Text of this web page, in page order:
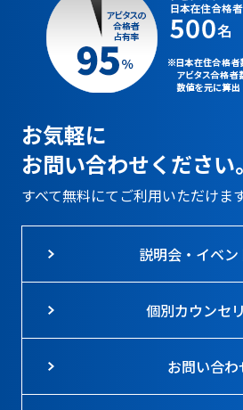
お気軽に
お問い合わせください。
すべて無料にてご利用いただけます
説明会・イベン
個別カウンセ
お問い合わ